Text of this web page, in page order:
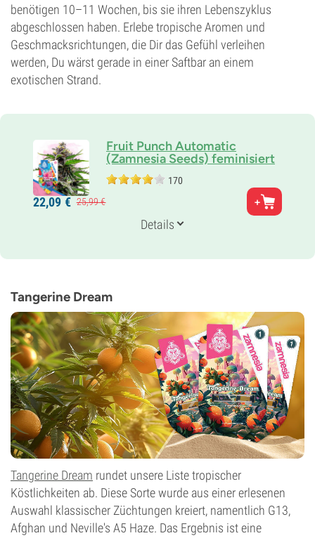
benötigen 10–11 Wochen, bis sie ihren Lebenszyklus
abgeschlossen haben. Erlebe tropische Aromen und
Geschmacksrichtungen, die Dir das Gefühl verleihen
werden, Du wärst gerade in einer Saftbar an einem
exotischen Strand.
Fruit Punch Automatic
(Zamnesia Seeds) feminisiert
170
Eltern
Skunk#1 x Haze x Ruderalis
70% Sativa
10-11 wochen von der Saat bis zur Ernte
21%
CBD
0-1%
Blütentyp
Autoflowering
22,09 € 25,99€
Details
Tangerine Dream
Tangerine Dream rundet unsere Liste tropischer
Köstlichkeiten ab. Diese Sorte wurde aus einer erlesenen
Auswahl klassischer Züchtungen kreiert, namentlich G13,
Afghan und Neville's A5 Haze. Das Ergebnis ist eine